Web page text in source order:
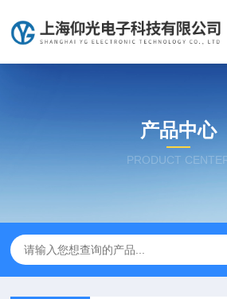
产品中心
PRODUCT